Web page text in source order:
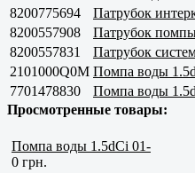
8200775694
Патрубок
8200557908
Патрубок
8200557831
Патрубок
2101000Q0M Помпа воды
7701478830
Помпа воды
Просмотренные товары:
Помпа воды 1.5dCi 01-
0 грн.